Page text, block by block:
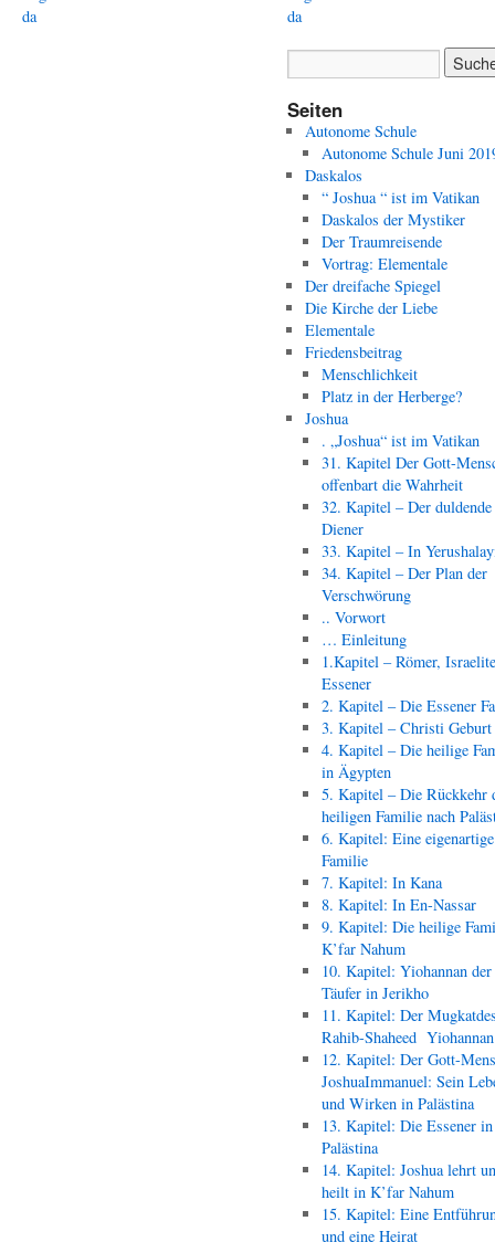
da
da
Seiten
Autonome Schule
Autonome Schule Juni
Daskalos
“ Joshua “ ist im Vatikan
Daskalos der Mystiker
Der Traumreisende
Vortrag: Elementale
Der dreifache Spiegel
Die Kirche der Liebe
Elementale
Friedensbeitrag
Menschlichkeit
Platz in der Herberge?
Joshua
. „Joshua“ ist im Vatikan
31. Kapitel Der Gott-
offenbart die Wahrheit
32. Kapitel – Der duldende
Diener
33. Kapitel – In
34. Kapitel – Der Plan der
Verschwörung
.. Vorwort
… Einleitung
1.Kapitel – Römer,
Essener
2. Kapitel – Die Essener
3. Kapitel – Christi Geburt
4. Kapitel – Die heilige
in Ägypten
5. Kapitel – Die Rückkehr
heiligen Familie nach
6. Kapitel: Eine eigenartige
Familie
7. Kapitel: In Kana
8. Kapitel: In En-Nassar
9. Kapitel: Die heilige
K’far Nahum
10. Kapitel: Yiohannan der
Täufer in Jerikho
11. Kapitel: Der
Rahib-Shaheed
12. Kapitel: Der Gott-
JoshuaImmanuel: Sein
und Wirken in Palästina
13. Kapitel: Die Essener in
Palästina
14. Kapitel: Joshua lehrt
heilt in K’far Nahum
15. Kapitel: Eine
und eine Heirat